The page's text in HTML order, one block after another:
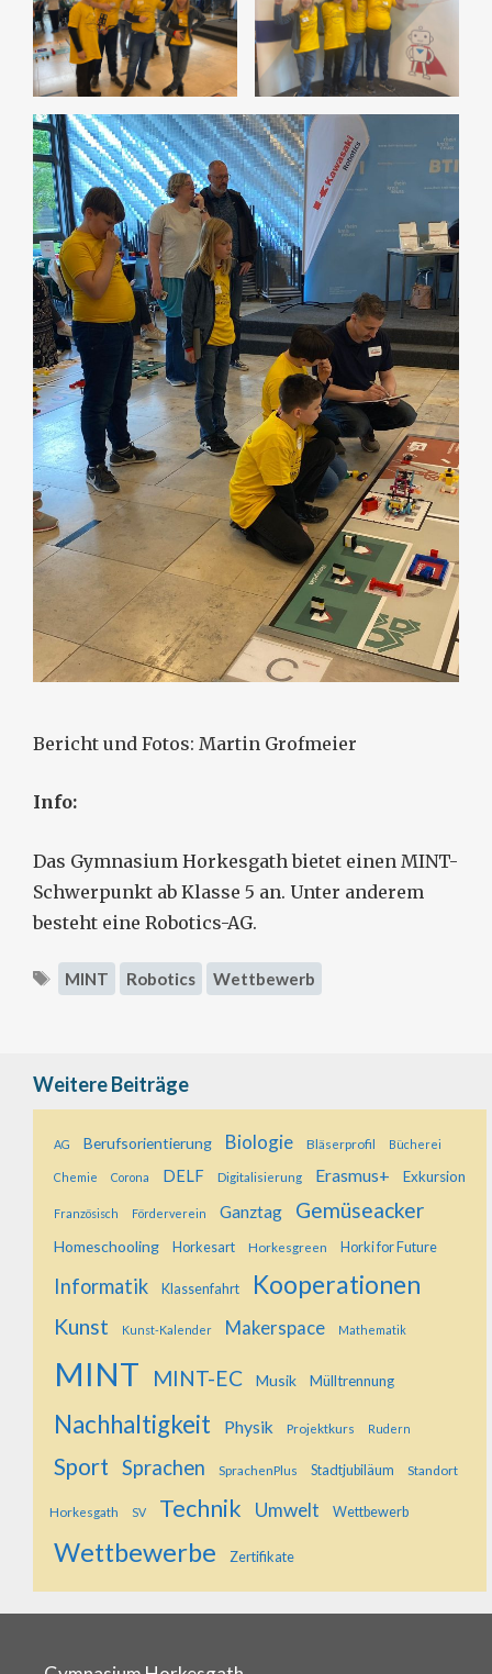
Bericht und Fotos: Martin Grofmeier
Info:
Das Gymnasium Horkesgath bietet einen MINT-
Schwerpunkt ab Klasse 5 an. Unter anderem
besteht eine Robotics-AG.
Schlagwörter
MINT Robotics Wettbewerb
Weitere Beiträge
AG Berufsorientierung Biologie Bläserprofil Bücherei
Chemie Corona DELF Digitalisierung Erasmus+ Exkursion
Französisch Förderverein Ganztag Gemüseacker
Homeschooling Horkesart Horkesgreen Horki for Future
Informatik Klassenfahrt Kooperationen
Kunst Kunst-Kalender Makerspace Mathematik
MINT MINT-EC Musik Mülltrennung
Nachhaltigkeit Physik Projektkurs Rudern
Sport Sprachen SprachenPlus Stadtjubiläum Standort
Horkesgath SV Technik Umwelt Wettbewerb
Wettbewerbe Zertifikate